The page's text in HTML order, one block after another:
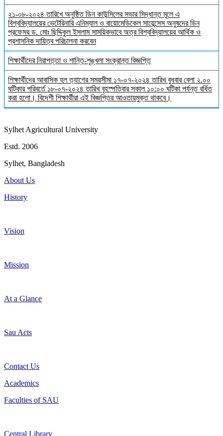
২১-০৮-২০২৪ তারিখে অনুষ্ঠিত ডিন কাউন্সিলের সভার সিদ্ধান্ত মূলে এ
বিশ্ববিদ্যালয়ের ভেটেরিনারি এনিম্যাল ও বায়োমেডিকেল সায়েন্সেস অনুষদের ডিন
প্রফেসর ড. মোঃ ছিদ্দিকুল ইসলাম সাময়িকভাবে অত্র বিশ্ববিদ্যালয়ের আর্থিক ও
প্রশাসনিক দায়িত্ব পরিচালনা করবেন
শিক্ষার্থীদের নিরাপত্তা ও শান্তি-শৃঙ্খলা সংক্রান্ত বিজ্ঞপ্তি
শিক্ষার্থীদের আবাসিক হল ত্যাগের সময়সীমা ১৭-০৭-২০২৪ তারিখ বুধবার বেলা ২.০০
ঘটিকার পরিবর্তে ১৮-০৭-২০২৪ তারিখ বৃহস্পতিবার সকাল ১০:০০ ঘটিকা পর্যন্ত বর্ধিত
করা হলো। বিদেশী শিক্ষার্থীরা এই বিজ্ঞপ্তির আওতায়মুক্ত থাকবে।
Sylhet Agricultural University
Estd. 2006
Sylhet, Bangladesh
About Us
History
Vision
Mission
At a Glance
Sau Acts
Contact Us
Academics
Faculties of SAU
Central Library